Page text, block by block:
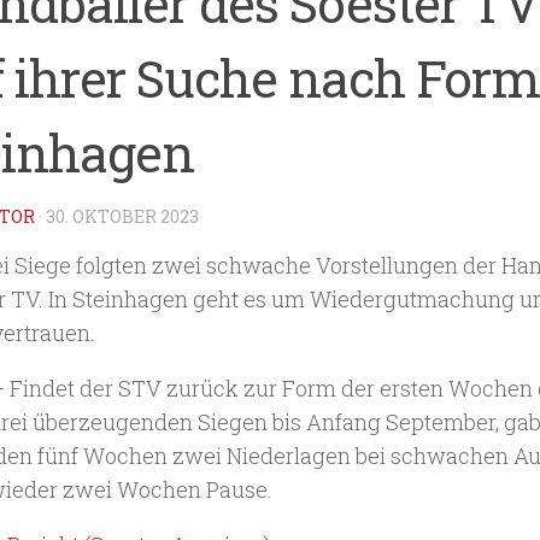
ihrer Suche nach
· 30. OKTOBER 2023
Siege folgten zwei schwache Vorstellungen der
TV. In Steinhagen geht es um Wiedergutmachung
Findet der STV zurück zur Form der ersten Wochen
überzeugenden Siegen bis Anfang September,
fünf Wochen zwei Niederlagen bei schwachen
zwei Wochen Pause.